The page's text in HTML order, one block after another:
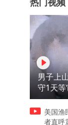
男子上
守1天
美国渔
者直呼